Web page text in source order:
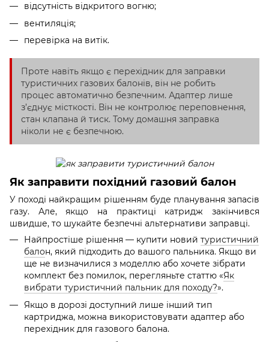
відсутність відкритого вогню;
вентиляція;
перевірка на витік.
Проте навіть якщо є перехідник для заправки
туристичних газових балонів, він не робить
процес автоматично безпечним. Адаптер лише
з’єднує місткості. Він не контролює переповнення,
стан клапана й тиск. Тому домашня заправка
ніколи не є безпечною.
Як заправити похідний газовий балон
У поході найкращим рішенням буде планування запасів
газу. Але, якщо на практиці катридж закінчився
швидше, то шукайте безпечні альтернативи заправці.
Найпростіше рішення — купити новий туристичний
балон, який підходить до вашого пальника. Якщо ви
ще не визначилися з моделлю або хочете зібрати
комплект без помилок, перегляньте статтю «Як
вибрати туристичний пальник для походу?».
Якщо в дорозі доступний лише інший тип
картриджа, можна використовувати адаптер або
перехідник для газового балона.